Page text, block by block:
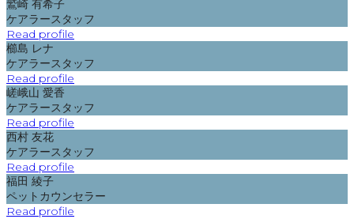
鷲崎 有希子
ケアラースタッフ
Read profile
櫛島 レナ
ケアラースタッフ
Read profile
嵯峨山 愛香
ケアラースタッフ
Read profile
西村 友花
ケアラースタッフ
Read profile
福田 綾子
ペットカウンセラー
Read profile